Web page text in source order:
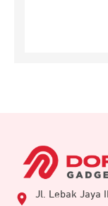
Jl. Lebak Jaya